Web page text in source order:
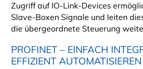
Zugriff auf IO-Link-Devices ermöglichen, erfassen
Slave-Boxen Signale und leiten
die übergeordnete Steuerung
PROFINET – EINFACH
EFFIZIENT AUTOMATISIEREN